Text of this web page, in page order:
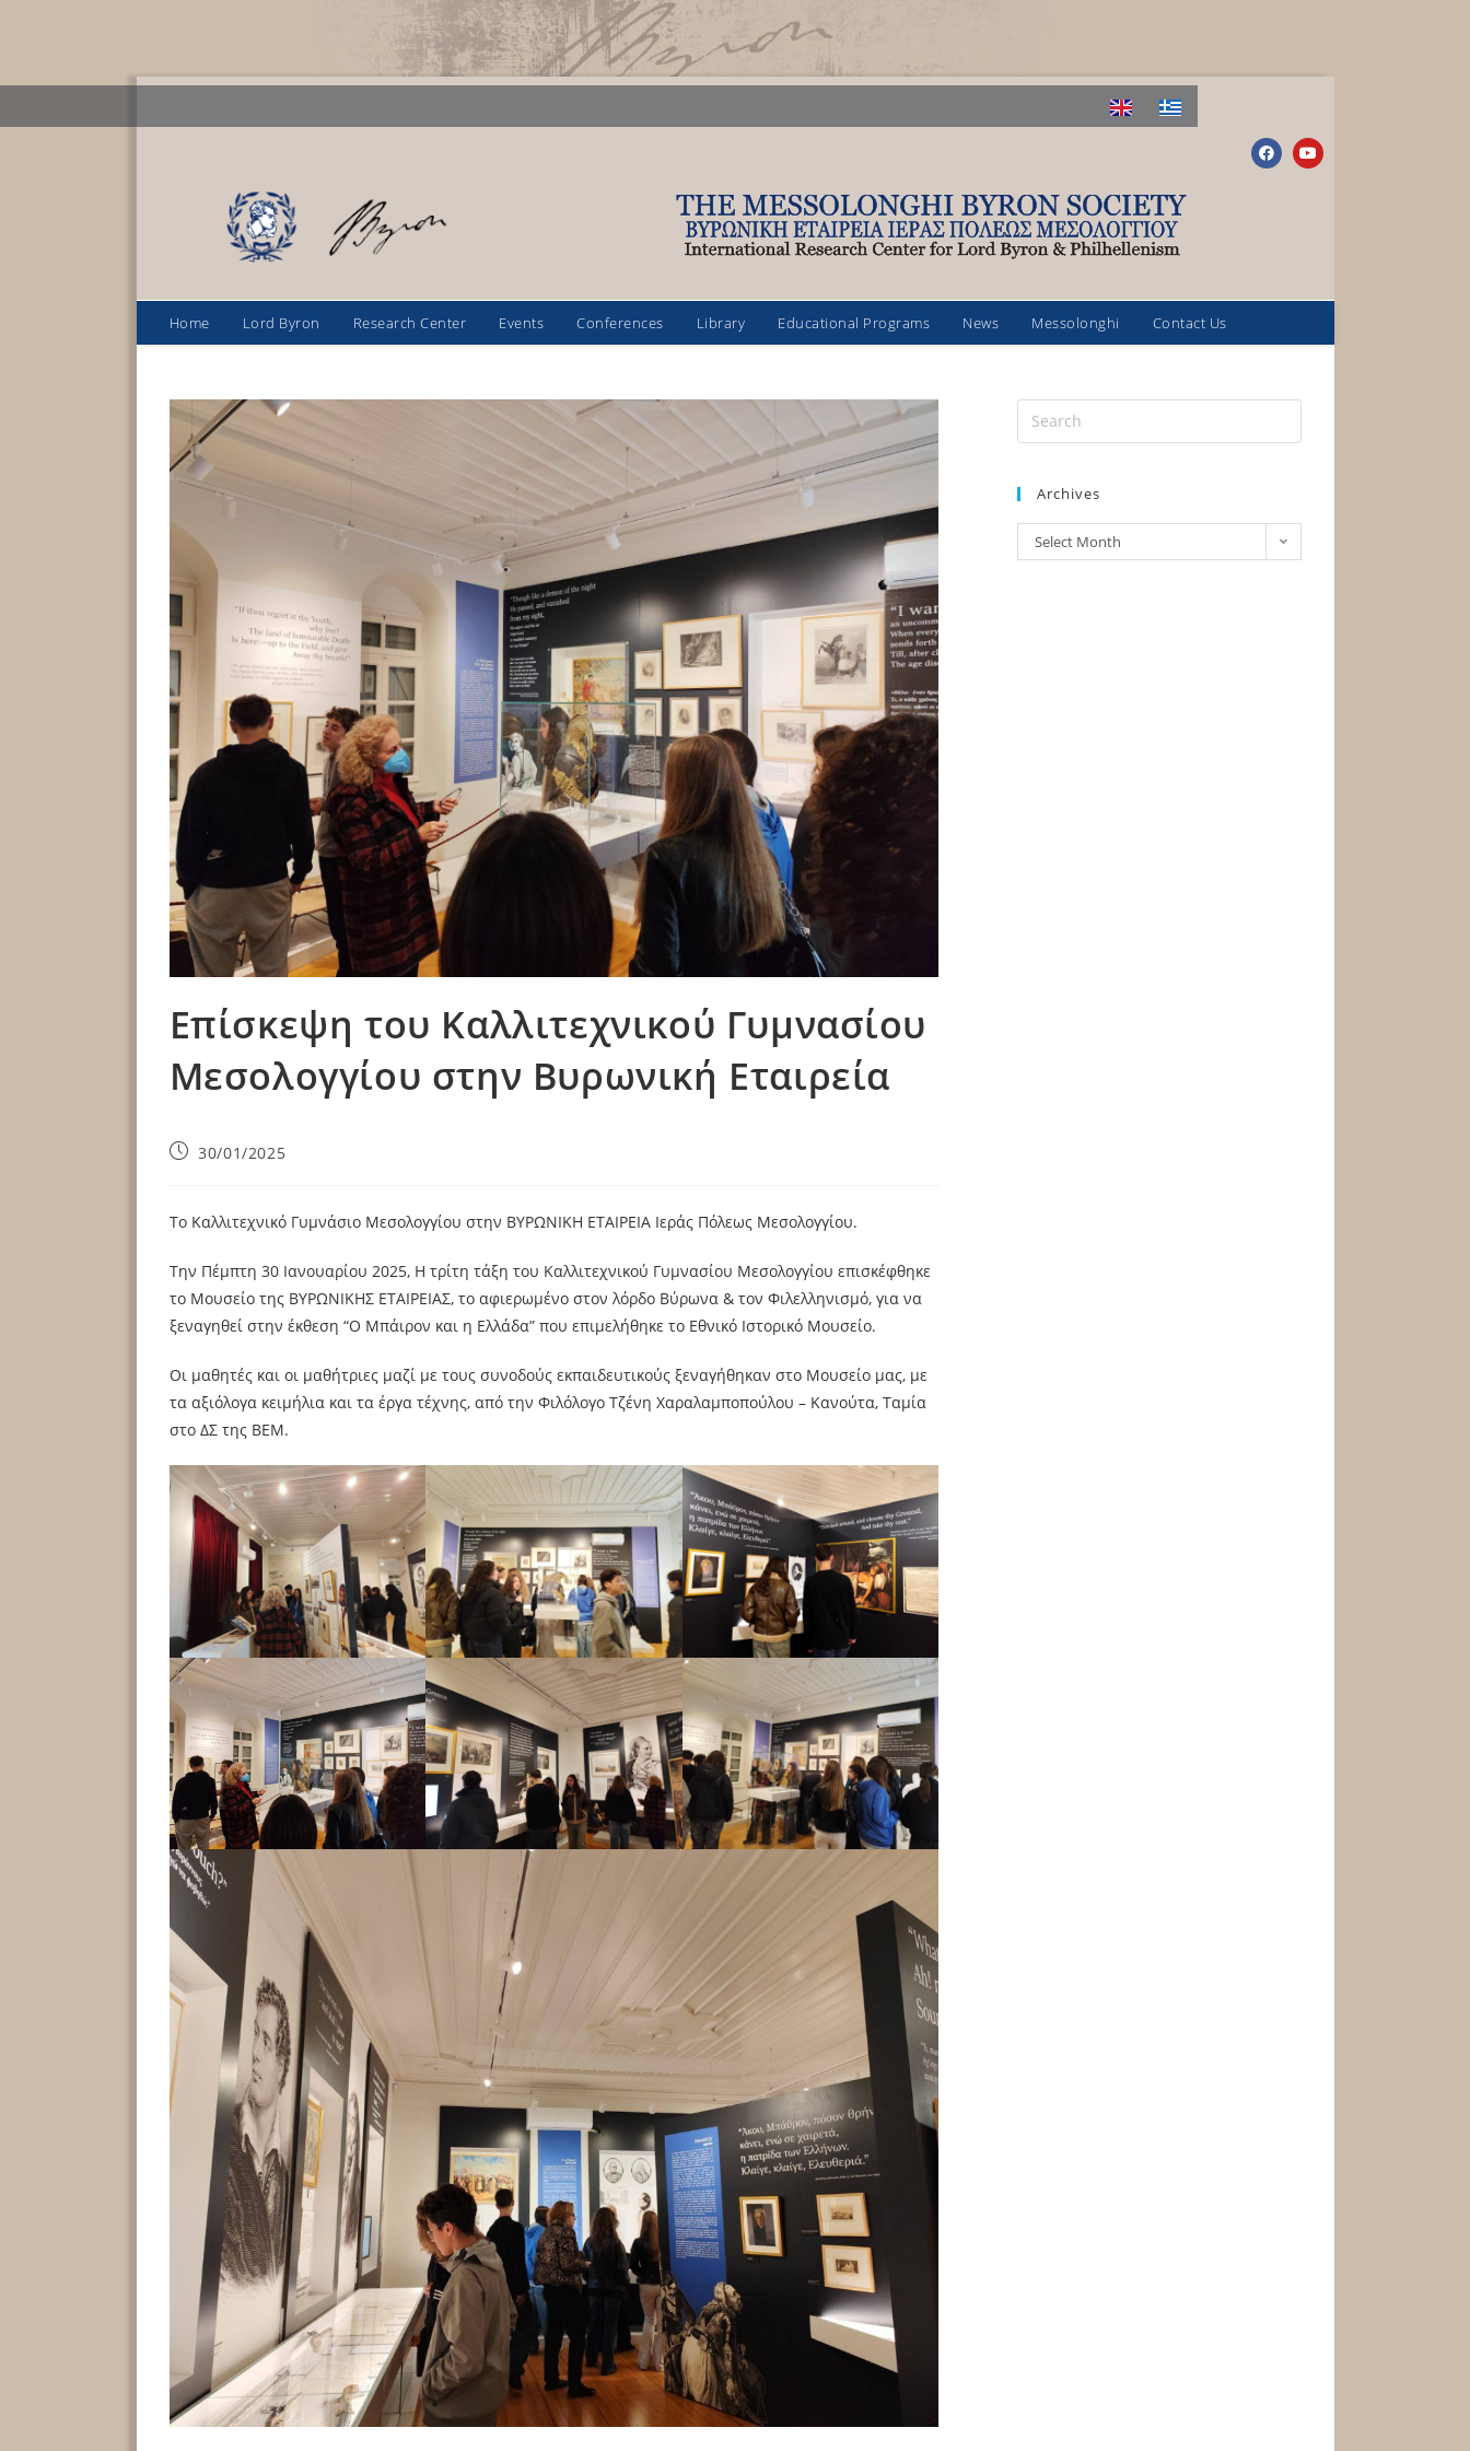
Home Lord Byron Research Center Events Conferences Library Educational Programs News Messolonghi Contact Us
Επίσκεψη του Καλλιτεχνικού Γυμνασίου
Μεσολογγίου στην Βυρωνική Εταιρεία
30/01/2025
Το Καλλιτεχνικό Γυμνάσιο Μεσολογγίου στην ΒΥΡΩΝΙΚΗ ΕΤΑΙΡΕΙΑ Ιεράς Πόλεως Μεσολογγίου.
Την Πέμπτη 30 Ιανουαρίου 2025, Η τρίτη τάξη του Καλλιτεχνικού Γυμνασίου Μεσολογγίου επισκέφθηκε
το Μουσείο της ΒΥΡΩΝΙΚΗΣ ΕΤΑΙΡΕΙΑΣ, το αφιερωμένο στον λόρδο Βύρωνα & τον Φιλελληνισμό, για να
ξεναγηθεί στην έκθεση “Ο Μπάιρον και η Ελλάδα” που επιμελήθηκε το Εθνικό Ιστορικό Μουσείο.
Οι μαθητές και οι μαθήτριες μαζί με τους συνοδούς εκπαιδευτικούς ξεναγήθηκαν στο Μουσείο μας, με
τα αξιόλογα κειμήλια και τα έργα τέχνης, από την Φιλόλογο Τζένη Χαραλαμποπούλου – Κανούτα, Ταμία
στο ΔΣ της ΒΕΜ.
Archives
Select Month